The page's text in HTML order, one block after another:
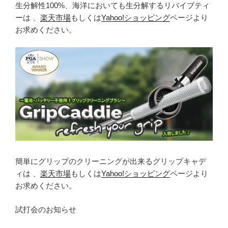
生分解性100%、海洋においても生分解するリバイブティ
ーは 、 楽天市場もしくはYahoo!ショッピングページより
お求めください。
簡単にグリップのクリーニングが出来るグリップキャデ
ィは 、 楽天市場もしくはYahoo!ショッピングページより
お求めください。
試打会のお知らせ